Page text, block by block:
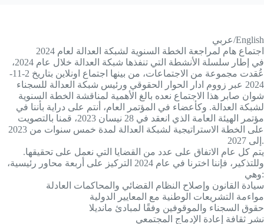
عربي/English
اجتماع هام لمراجعة الخطة السنوية لشبكة العدالة لعام 2024
في إطار سلسلة الأنشطة التي تنفذها شبكة العدالة خلال عام 2024،
عُقدت مجموعة من الاجتماعات، من بينها اجتماع اونلاين بتاريخ 2-11-
2024 عبر زووم ادار الحوار الحقوقي ورئيس شبكة العدالة للسجناء
شوان صابر هذا الاجتماع نعده بالغ الأهمية لمناقشة الخطة السنوية
لشبكة العدالة. وكأعضاء في المؤتمر العام، أنتم على دراية بأننا في
مؤتمر الهيئة العامة الذي انعقد في 28 نيسان 2023، قمنا بالتصويت
على الخطة الاستراتيجية لشبكة
العدالة لمدة خمس سنوات من 2023
إلى 2027.
يتم كل عام الاتفاق على عدد من القضايا التي نعمل على تحقيقها.
وللتذكير، فإننا اخترنا في عام 2024 التركيز على أربعة محاور رئيسية،
وهي:
سيادة القانون وإصلاح النظام القضائي والمحاكمات العادلة
مواءمة التشريعات الوطنية مع المعايير الدولية
حقوق السجناء والموقوفين وفقًا لمبادئ مانديلا
نشر ثقافة إعادة الإدماج المجتمعي